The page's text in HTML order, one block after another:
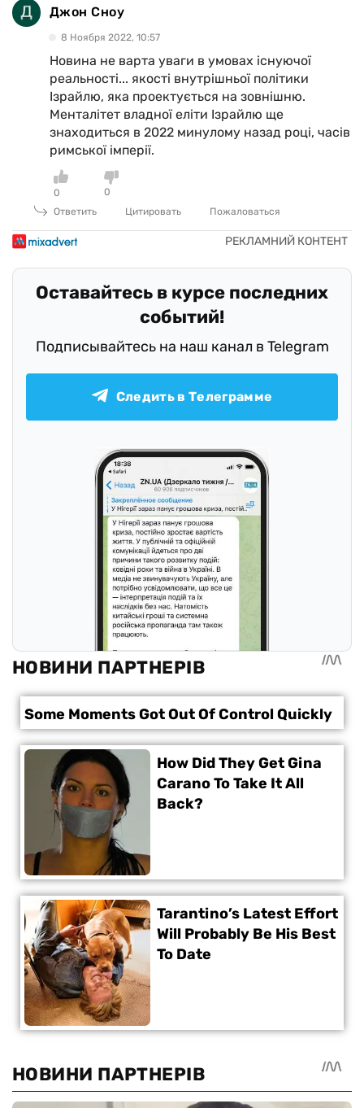
Джон Сноу
8 Ноября 2022, 10:57
Новина не варта уваги в умовах існуючої
реальності... якості внутрішньої політики
Ізрайлю, яка проектується на зовнішню.
Менталітет владної еліти Ізрайлю ще
знаходиться в 2022 минулому назад році, часів
римської імперії.
0
0
Ответить
Цитировать Пожаловаться
Оставайтесь в курсе последних
событий!
Подписывайтесь на наш канал в Telegram
Следить в Телеграмме